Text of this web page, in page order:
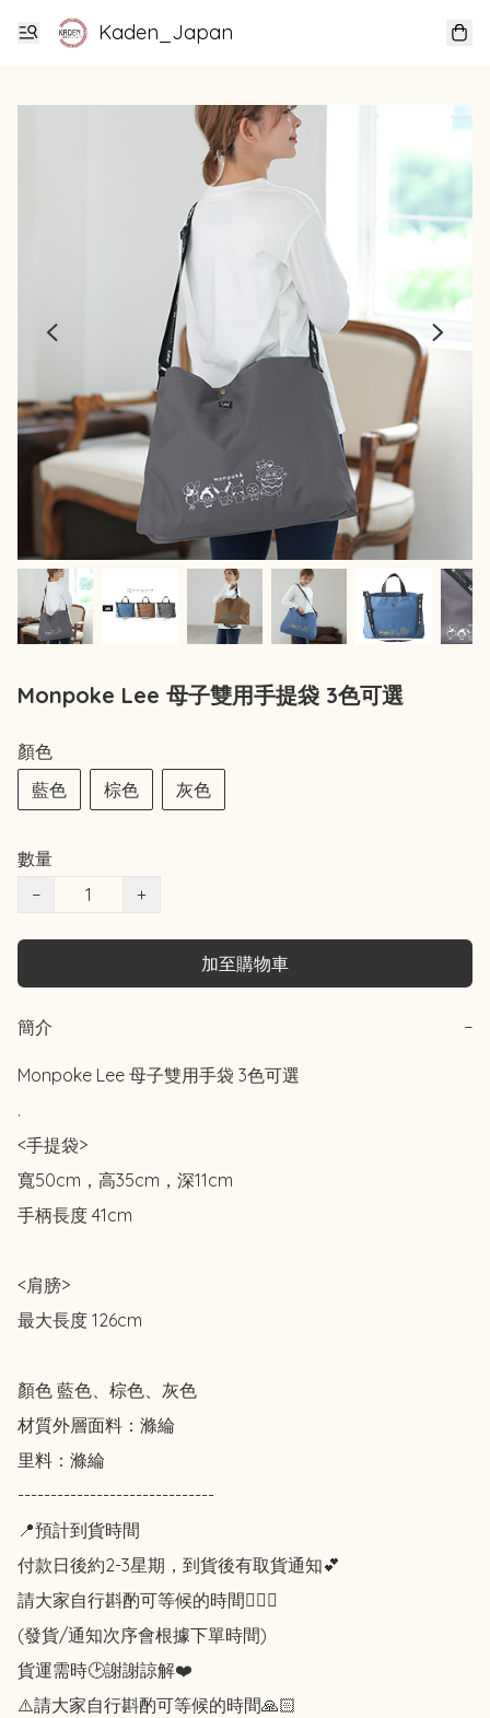
Kaden_Japan
Monpoke Lee 母子雙用手提袋 3色可選
顏色
藍色
棕色 灰色
數量
−
+
加至購物車
簡介 −
Monpoke Lee 母子雙用手袋 3色可選
.
<手提袋>
寬50cm，高35cm，深11cm
手柄長度 41cm
<肩膀>
最大長度 126cm
顏色 藍色、棕色、灰色
材質外層面料：滌綸
里料：滌綸
------------------------------
📍預計到貨時間
付款日後約2-3星期，到貨後有取貨通知💕
請大家自行斟酌可等候的時間🙇🏻‍♀️
(發貨/通知次序會根據下單時間)
貨運需時🕑謝謝諒解❤️
⚠️請大家自行斟酌可等候的時間🙏🏻